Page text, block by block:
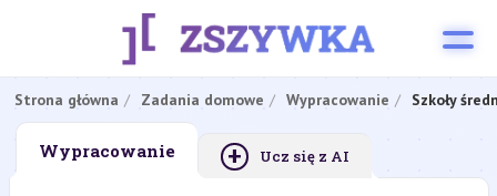
Strona główna Zadania domowe Wypracowanie Szkoły
Wypracowanie + Ucz się z AI